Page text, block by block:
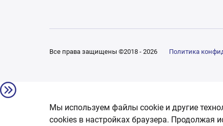
Все права защищены ©2018 - 2026 Политика
Мы используем файлы cookie и другие
сookies в настройках браузера. Продолжая